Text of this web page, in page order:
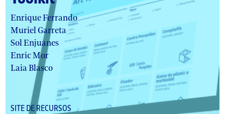
autor/autors:
Enrique Ferrando
Muriel Garreta
Sol Enjuanes
Enric Mor
Laia Blasco
DEL
SITE DE RECURSOS